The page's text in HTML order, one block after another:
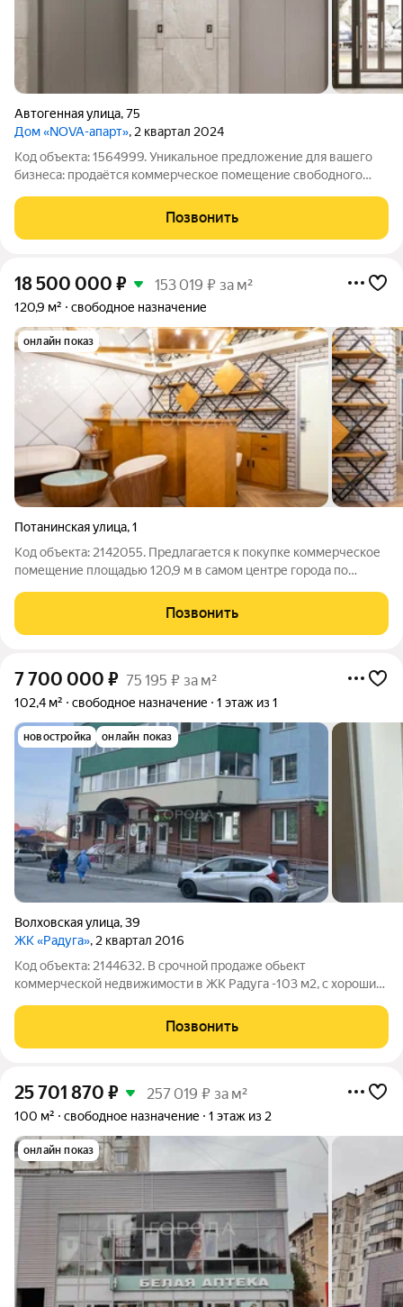
Автогенная улица,75
Дом «NOVA-апарт», 2 квартал 2024
Код объекта: 1564999. Уникальное предложение для вашего
бизнеса: продаётся коммерческое помещение свободного
этаже современного кирпичного здания по адресу:
Автогенная улица, 75. Год постройки
Позвонить
18 500 000 ₽ 153 019 ₽ за м²
120,9 м² свободное назначение
онлайн показ
Потанинская улица,1
Код объекта: 2142055. Предлагается к покупке коммерческое
помещение площадью 120,9 м в самом центре города по
площади Ленина. Объект представляет собой полностью
готовое бьюти-пространство с
Позвонить
7 700 000 ₽ 75 195 ₽ за м²
102,4 м² свободное назначение 1 этаж из 1
новостройка онлайн показ
Волховская улица,39
ЖК «Радуга», 2 квартал 2016
Код объекта: 2144632. В срочной продаже обьект
коммерческой недвижимости в ЖК Радуга -103 м2, с хорошим
достаточная мощность по электроэнергии делает возможным
открытие пекарни/кафе,
Позвонить
25 701 870 ₽ 257 019 ₽ за м²
100 м² свободное назначение 1 этаж из 2
онлайн показ